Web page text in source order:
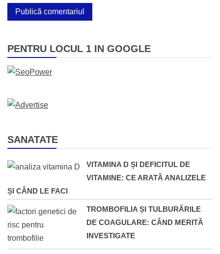
PENTRU LOCUL 1 IN GOOGLE
SANATATE
VITAMINA D ȘI DEFICITUL DE
VITAMINE: CE ARATĂ ANALIZELE
ȘI CÂND LE FACI
TROMBOFILIA ȘI TULBURĂRILE
DE COAGULARE: CÂND MERITĂ
INVESTIGATE